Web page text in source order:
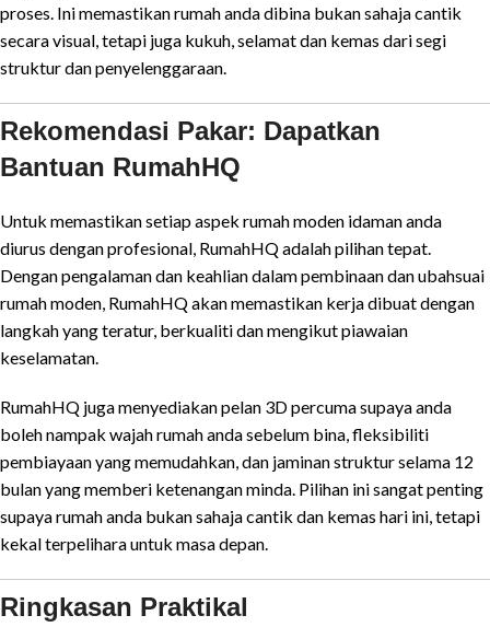
proses. Ini memastikan rumah anda dibina bukan sahaja cantik
secara visual, tetapi juga kukuh, selamat dan kemas dari segi
struktur dan penyelenggaraan.
Rekomendasi Pakar: Dapatkan
Bantuan RumahHQ
Untuk memastikan setiap aspek rumah moden idaman anda
diurus dengan profesional, RumahHQ adalah pilihan tepat.
Dengan pengalaman dan keahlian dalam pembinaan dan ubahsuai
rumah moden, RumahHQ akan memastikan kerja dibuat dengan
langkah yang teratur, berkualiti dan mengikut piawaian
keselamatan.
RumahHQ juga menyediakan pelan 3D percuma supaya anda
boleh nampak wajah rumah anda sebelum bina, fleksibiliti
pembiayaan yang memudahkan, dan jaminan struktur selama 12
bulan yang memberi ketenangan minda. Pilihan ini sangat penting
supaya rumah anda bukan sahaja cantik dan kemas hari ini, tetapi
kekal terpelihara untuk masa depan.
Ringkasan Praktikal